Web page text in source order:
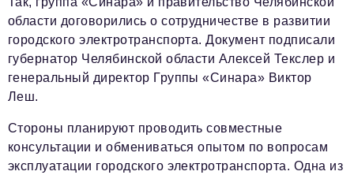
области договорились о сотрудничестве в развитии
городского электротранспорта. Документ подписали
губернатор Челябинской области Алексей Текслер и
генеральный директор Группы «Синара» Виктор
Леш.
Стороны планируют проводить совместные
консультации и обмениваться опытом по вопросам
эксплуатации городского электротранспорта. Одна из